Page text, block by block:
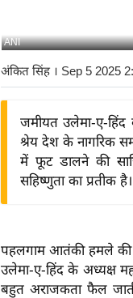
ANI
अंकित सिंह। Sep 5 2025
जमीयत उलेमा-ए-
श्रेय देश के नागरिक
में फूट डालने की
सहिष्णुता का प्रतीक है।
पहलगाम आतंकी हमले की
उलेमा-ए-हिंद के अध्यक्ष
बहुत अराजकता फैल